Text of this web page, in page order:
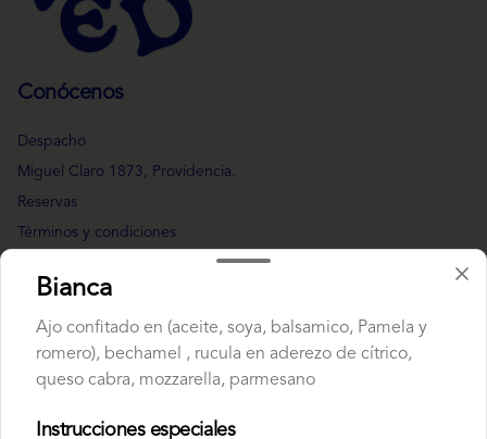
Conócenos
Despacho
Miguel Claro 1873, Providencia.
Reservas
Términos y condiciones
Instagram
Facebook
Bianca
Ajo confitado en (aceite, soya, balsamico, Pamela y
romero), bechamel , rucula en aderezo de cítrico,
queso cabra, mozzarella, parmesano
Instrucciones especiales